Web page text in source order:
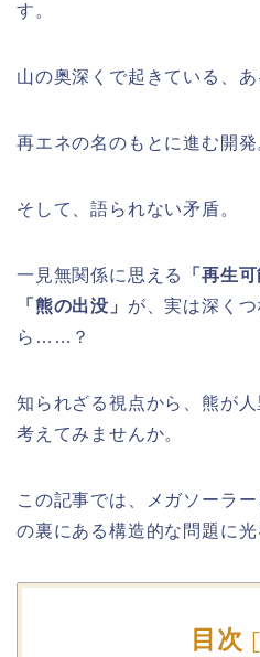
す。
山の奥深くで起きている、あ
再エネの名のもとに進む開発
そして、語られない矛盾。
一見無関係に思える
「再生
「熊の出没」 が、実は深く
ら……？
知られざる視点から、熊が
考えてみませんか。
この記事では、メガソーラ
の裏にある構造的な問題に光
目次 [